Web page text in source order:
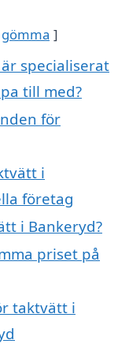
gömma
specialiserat
till med?
för
i
företag
i Bankeryd?
priset på
taktvätt i